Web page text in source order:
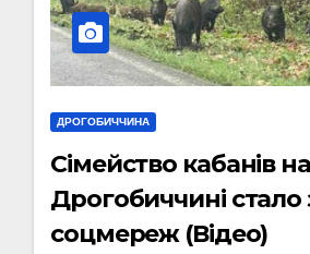
ДРОГОБИЧЧИНА
Сімейство кабанів на
Дрогобиччині стало
соцмереж (Відео)